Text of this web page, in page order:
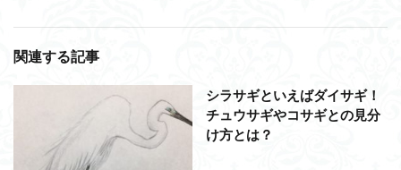
関連する記事
シラサギといえばダイサギ！
チュウサギやコサギとの見分
け方とは？